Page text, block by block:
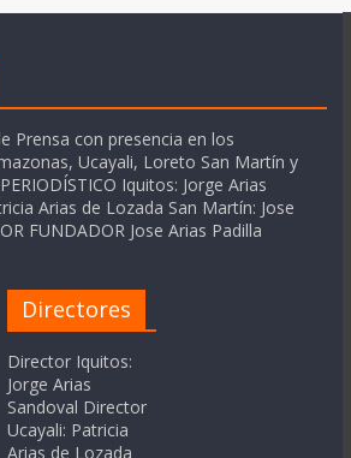
Prensa con presencia en los
Ucayali, Loreto San Martín y
Iquitos: Jorge Arias
Arias de Lozada San Martín: Jose
FUNDADOR Jose Arias Padilla
Directores
Director Iquitos:
Jorge Arias
Sandoval Director
Ucayali: Patricia
Arias de Lozada